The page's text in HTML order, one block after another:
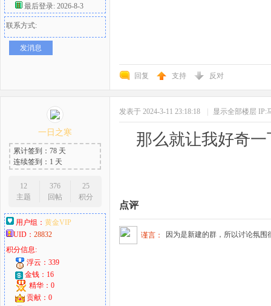
最后登录: 2026-8-3
联系方式:
发消息
回复 支持 反对
一日之寒
累计签到：78 天
连续签到：1 天
12
主题
376
回帖
25
积分
用户组： 黄金VIP
UID： 28832
积分信息:
浮云：339
金钱：16
精华：0
贡献：0
发表于 2024-3-11 23:18:18 显示全部楼层 IP:
那么就让我好奇
点评
谨言： 因为是新建的群，所以讨论氛